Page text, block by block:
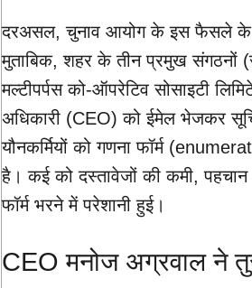
दरअसल, चुनाव आयोग के इस फैसले के
मुताबिक, शहर के तीन प्रमुख संगठनों
मल्टीपर्पस को-ऑपरेटिव सोसाइटी
अधिकारी (CEO) को ईमेल भेजकर
यौनकर्मियों को गणना फॉर्म
है। कई को दस्तावेजों की कमी,
फॉर्म भरने में परेशानी हुई।
CEO मनोज अग्रवाल ने